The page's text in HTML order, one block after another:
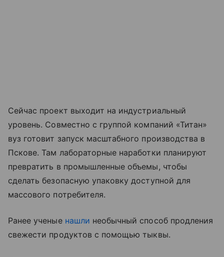
Сейчас проект выходит на индустриальный
уровень. Совместно с группой компаний «Титан»
вуз готовит запуск масштабного производства в
Пскове. Там лабораторные наработки планируют
превратить в промышленные объемы, чтобы
сделать безопасную упаковку доступной для
массового потребителя.
Ранее ученые нашли необычный способ продления
свежести продуктов с помощью тыквы.